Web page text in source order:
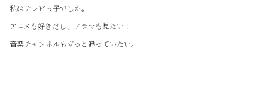
私はテレビっ子でした。
アニメも好きだし、ドラマも見たい！
音楽チャンネルもずっと追っていたい。